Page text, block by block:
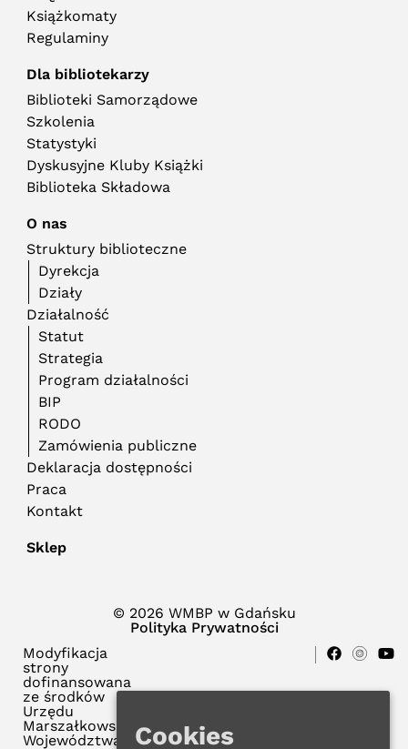
Książkomaty
Regulaminy
Dla bibliotekarzy
Biblioteki Samorządowe
Szkolenia
Statystyki
Dyskusyjne Kluby Książki
Biblioteka Składowa
O nas
Struktury biblioteczne
Dyrekcja
Działy
Działalność
Statut
Strategia
Program działalności
BIP
RODO
Zamówienia publiczne
Deklaracja dostępności
Praca
Kontakt
Sklep
© 2026 WMBP w Gdańsku
Polityka Prywatności
Modyfikacja
strony
dofinansowana
ze środków
Urzędu
Marszałkowskiego
Województwa
Cookies